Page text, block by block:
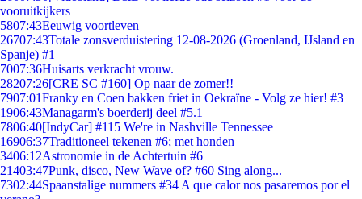
vooruitkijkers
5807:43Eeuwig voortleven
26707:43Totale zonsverduistering 12-08-2026 (Groenland, IJsland en
Spanje) #1
7007:36Huisarts verkracht vrouw.
28207:26[CRE SC #160] Op naar de zomer!!
7907:01Franky en Coen bakken friet in Oekraïne - Volg ze hier! #3
1906:43Managarm's boerderij deel #5.1
7806:40[IndyCar] #115 We're in Nashville Tennessee
16906:37Traditioneel tekenen #6; met honden
3406:12Astronomie in de Achtertuin #6
21403:47Punk, disco, New Wave of? #60 Sing along...
7302:44Spaanstalige nummers #34 A que calor nos pasaremos por el